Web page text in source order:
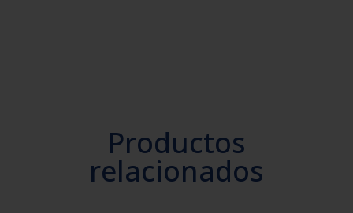
Productos
relacionados